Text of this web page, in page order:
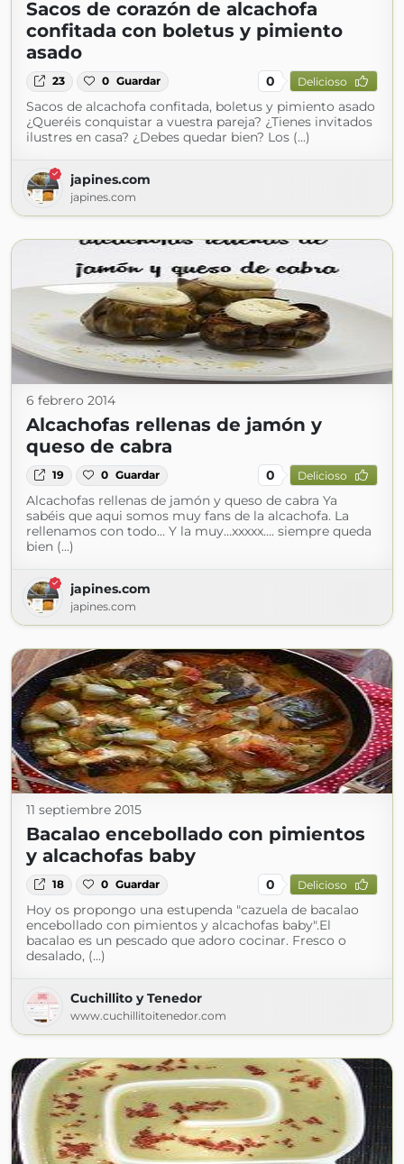
Sacos de corazón de alcachofa
confitada con boletus y pimiento
asado
23 0 Guardar 0 Delicioso
Sacos de alcachofa confitada, boletus y pimiento asado
¿Queréis conquistar a vuestra pareja? ¿Tienes invitados
ilustres en casa? ¿Debes quedar bien? Los (...)
japines.com
japines.com
6 febrero 2014
Alcachofas rellenas de jamón y
queso de cabra
19 0 Guardar 0 Delicioso
Alcachofas rellenas de jamón y queso de cabra Ya
sabéis que aqui somos muy fans de la alcachofa. La
rellenamos con todo… Y la muy…xxxxx…. siempre queda
bien (...)
japines.com
japines.com
11 septiembre 2015
Bacalao encebollado con pimientos
y alcachofas baby
18 0 Guardar 0 Delicioso
Hoy os propongo una estupenda "cazuela de bacalao
encebollado con pimientos y alcachofas baby".El
bacalao es un pescado que adoro cocinar. Fresco o
desalado, (...)
Cuchillito y Tenedor
www.cuchillitoitenedor.com